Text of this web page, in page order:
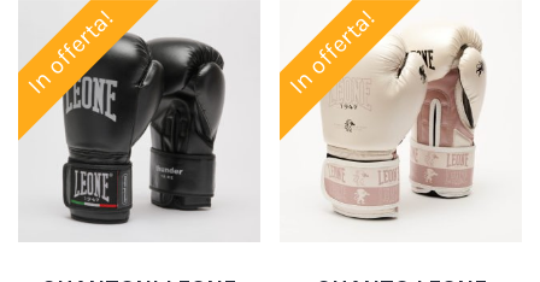
In offerta! In offerta!